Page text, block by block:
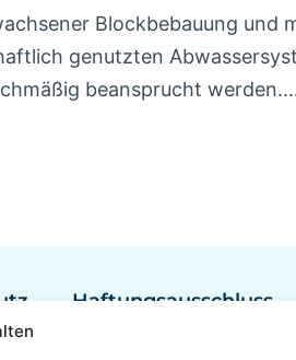
Blockbebauung und
genutzten
beansprucht
Haftungsausschluss
Rohrreinigung Hannover